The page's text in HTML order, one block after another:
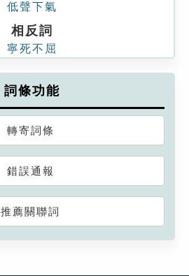
低聲下氣
相反詞
寧死不屈
詞條功能
轉寄詞條
錯誤通報
推薦關聯詞